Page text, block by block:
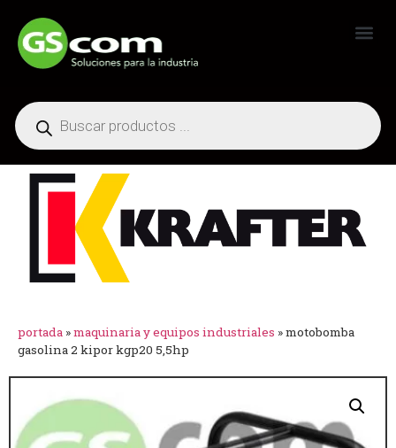
portada »maquinaria y equipos industriales »motobomba
gasolina 2 kipor kgp20 5,5hp